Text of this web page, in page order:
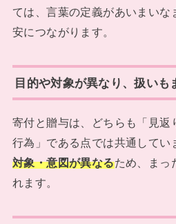
ては、言葉の定義があいまい
安につながります。
目的や対象が異なり、扱いも
寄付と贈与は、どちらも「見
行為」である点では共通してい
対象・意図が異なるため、まっ
れます。